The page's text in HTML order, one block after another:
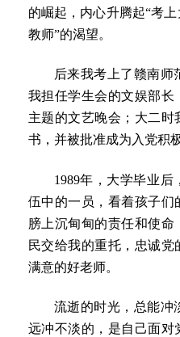
的崛起，内心升腾起“考
教师”的渴望。
后来我考上了赣南师
我担任学生会的文娱部长
主题的文艺晚会；大二
书，并被批准成为入党
1989年，大学毕业
伍中的一员，看着孩子们
膀上沉甸甸的责任和使命
民交给我的重托，忠诚
满意的好老师。
流逝的时光，总能冲
远冲不淡的，是自己面对